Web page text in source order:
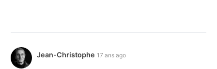
Jean-Christophe 17 ans ago